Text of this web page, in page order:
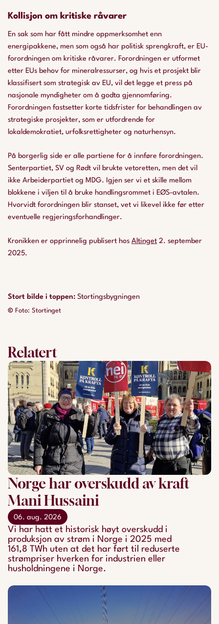
Kollisjon om kritiske råvarer
En sak som har fått mindre oppmerksomhet enn
energipakkene, men som også har politisk sprengkraft, er EU-
forordningen om kritiske råvarer. Forordningen er utformet
etter EUs behov for mineralressurser, og hvis et prosjekt blir
klassifisert som strategisk av EU, vil det legge et press på
nasjonale myndigheter om å godta gjennomføring.
Forordningen fastsetter korte tidsfrister for behandlingen av
strategiske prosjekter, som er utfordrende for
lokaldemokratiet, urfolksrettigheter og naturhensyn.
På borgerlig side er alle partiene for å innføre forordningen.
Senterpartiet, SV og Rødt vil brukte vetoretten, men det vil
ikke Arbeiderpartiet og MDG. Igjen ser vi et skille mellom
blokkene i viljen til å bruke handlingsrommet i EØS-avtalen.
Hvorvidt forordningen blir stanset, vet vi likevel ikke før etter
eventuelle regjeringsforhandlinger.
Kronikken er opprinnelig publisert hos Altinget 2. september
2025.
Stort bilde i toppen: Stortingsbygningen
© Foto: Stortinget
Relatert
Norge har overskudd av kraft
Mani Hussaini
06. aug. 2026
Vi har hatt et historisk høyt overskudd i
produksjon av strøm i Norge i 2025 med
161,8 TWh uten at det har ført til reduserte
strømpriser hverken for industrien eller
husholdningene i Norge.